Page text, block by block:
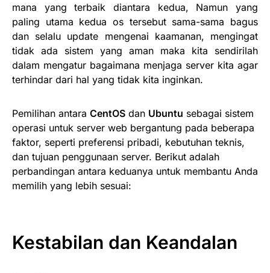
mana yang terbaik diantara kedua, Namun yang
paling utama kedua os tersebut sama-sama bagus
dan selalu update mengenai kaamanan, mengingat
tidak ada sistem yang aman maka kita sendirilah
dalam mengatur bagaimana menjaga server kita agar
terhindar dari hal yang tidak kita inginkan.
Pemilihan antara CentOS dan Ubuntu sebagai sistem
operasi untuk server web bergantung pada beberapa
faktor, seperti preferensi pribadi, kebutuhan teknis,
dan tujuan penggunaan server. Berikut adalah
perbandingan antara keduanya untuk membantu Anda
memilih yang lebih sesuai:
Kestabilan dan Keandalan